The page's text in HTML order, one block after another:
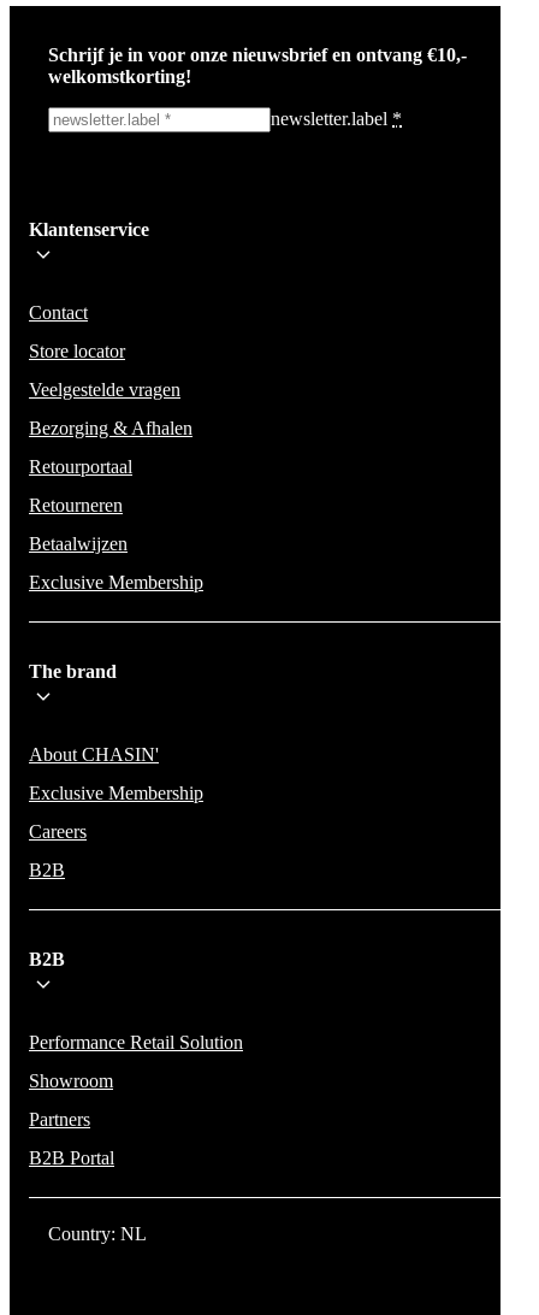
Schrijf je in voor onze nieuwsbrief en ontvang €10,-
welkomstkorting!
newsletter.label *
Wees op de hoogte voor het laatste nieuws, campagnes en acties. We
mail niet delen en geen spam verzenden.
Klantenservice
Contact
Store locator
Veelgestelde vragen
Bezorging & Afhalen
Retourportaal
Retourneren
Betaalwijzen
Exclusive Membership
The brand
About CHASIN'
Exclusive Membership
Careers
B2B
B2B
Performance Retail Solution
Showroom
Partners
B2B Portal
Country: NL